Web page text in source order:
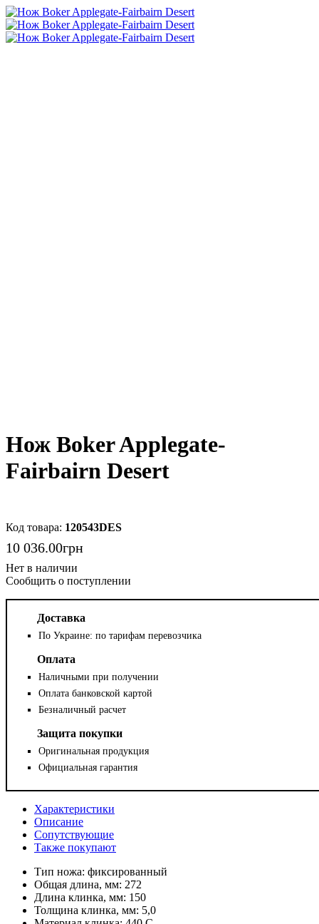
Нож Boker Applegate-
Fairbairn Desert
120543DES
10 036.00грн
Сообщить о поступлении
Доставка
По Украине: по тарифам перевозчика
Оплата
Наличными при получении
Оплата банковской картой
Безналичный расчет
Защита покупки
Оригинальная продукция
Официальная гарантия
Характеристики
Описание
Сопутствующие
Также покупают
Тип ножа: фиксированный
Общая длина, мм: 272
Длина клинка, мм: 150
Толщина клинка, мм: 5,0